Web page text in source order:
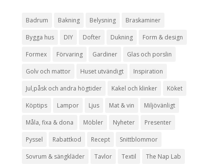
Badrum Bakning Belysning Braskaminer
Bygga hus DIY Dofter Dukning Form & design
Formex Förvaring Gardiner Glas och porslin
Golv och mattor Huset utvändigt Inspiration
Jul,påsk och andra högtider Kakel och klinker Köket
Köptips Lampor Ljus Mat & vin Miljövänligt
Måla, fixa & dona Möbler Nyheter Presenter
Pyssel Rabattkod Recept Snittblommor
Sovrum & sängkläder Tavlor Textil The Nap Lab